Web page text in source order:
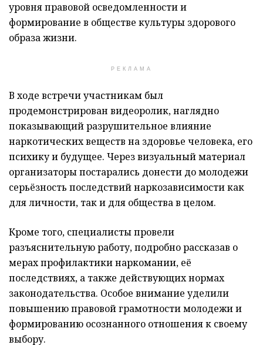
уровня правовой осведомленности и
формирование в обществе культуры здорового
образа жизни.
РЕКЛАМА
В ходе встречи участникам был
продемонстрирован видеоролик, наглядно
показывающий разрушительное влияние
наркотических веществ на здоровье человека, его
психику и будущее. Через визуальный материал
организаторы постарались донести до молодежи
серьёзность последствий наркозависимости как
для личности, так и для общества в целом.
Кроме того, специалисты провели
разъяснительную работу, подробно рассказав о
мерах профилактики наркомании, её
последствиях, а также действующих нормах
законодательства. Особое внимание уделили
повышению правовой грамотности молодежи и
формированию осознанного отношения к своему
выбору.